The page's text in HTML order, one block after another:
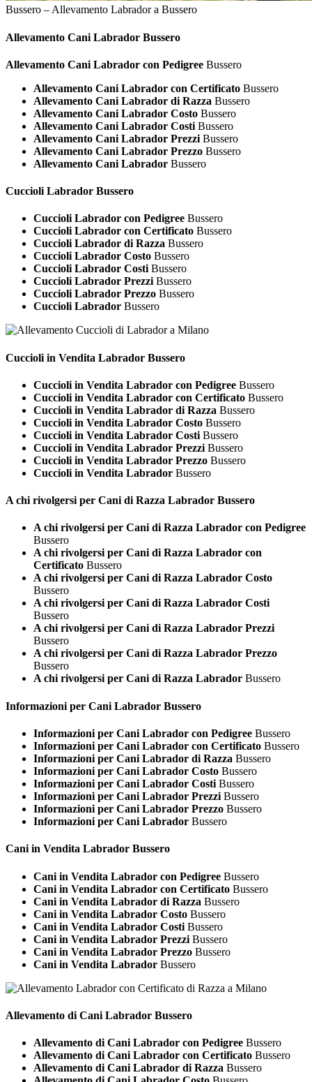
Bussero – Allevamento Labrador a Bussero
Allevamento Cani Labrador Bussero
Allevamento Cani Labrador con Pedigree Bussero
Allevamento Cani Labrador con Certificato Bussero
Allevamento Cani Labrador di Razza Bussero
Allevamento Cani Labrador Costo Bussero
Allevamento Cani Labrador Costi Bussero
Allevamento Cani Labrador Prezzi Bussero
Allevamento Cani Labrador Prezzo Bussero
Allevamento Cani Labrador Bussero
Cuccioli Labrador Bussero
Cuccioli Labrador con Pedigree Bussero
Cuccioli Labrador con Certificato Bussero
Cuccioli Labrador di Razza Bussero
Cuccioli Labrador Costo Bussero
Cuccioli Labrador CostiBussero
Cuccioli Labrador PrezziBussero
Cuccioli Labrador Prezzo Bussero
Cuccioli Labrador Bussero
Cuccioli in Vendita Labrador Bussero
Cuccioli in Vendita Labrador con Pedigree Bussero
Cuccioli in Vendita Labrador con Certificato Bussero
Cuccioli in Vendita Labrador di Razza Bussero
Cuccioli in Vendita Labrador Costo Bussero
Cuccioli in Vendita Labrador Costi Bussero
Cuccioli in Vendita Labrador Prezzi Bussero
Cuccioli in Vendita Labrador Prezzo Bussero
Cuccioli in Vendita Labrador Bussero
A chi rivolgersi per Cani di Razza Labrador Bussero
A chi rivolgersi per Cani di Razza Labrador con Pedigree
Bussero
A chi rivolgersi per Cani di Razza Labrador con
Certificato Bussero
A chi rivolgersi per Cani di Razza Labrador Costo
Bussero
A chi rivolgersi per Cani di Razza Labrador Costi
Bussero
A chi rivolgersi per Cani di Razza Labrador Prezzi
Bussero
A chi rivolgersi per Cani di Razza Labrador Prezzo
Bussero
A chi rivolgersi per Cani di Razza Labrador Bussero
Informazioni per Cani Labrador Bussero
Informazioni per Cani Labrador con Pedigree Bussero
Informazioni per Cani Labrador con Certificato Bussero
Informazioni per Cani Labrador di Razza Bussero
Informazioni per Cani Labrador Costo Bussero
Informazioni per Cani Labrador Costi Bussero
Informazioni per Cani Labrador Prezzi Bussero
Informazioni per Cani Labrador Prezzo Bussero
Informazioni per Cani Labrador Bussero
Cani in Vendita Labrador Bussero
Cani in Vendita Labrador con Pedigree Bussero
Cani in Vendita Labrador con Certificato Bussero
Cani in Vendita Labrador di Razza Bussero
Cani in Vendita Labrador Costo Bussero
Cani in Vendita Labrador Costi Bussero
Cani in Vendita Labrador Prezzi Bussero
Cani in Vendita Labrador Prezzo Bussero
Cani in Vendita Labrador Bussero
Allevamento di Cani Labrador Bussero
Allevamento di Cani Labrador con Pedigree Bussero
Allevamento di Cani Labrador con Certificato Bussero
Allevamento di Cani Labrador di Razza Bussero